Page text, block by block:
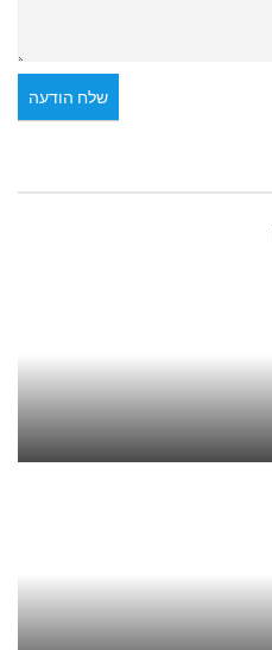
שלח הודעה